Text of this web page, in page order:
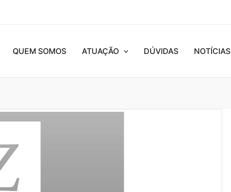
QUEM SOMOS ATUAÇÃO DÚVIDAS NOTÍCIAS